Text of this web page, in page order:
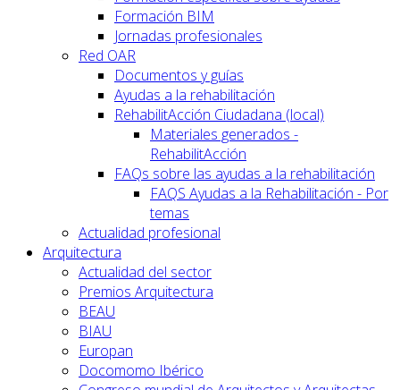
Formación BIM
Jornadas profesionales
Red OAR
Documentos y guías
Ayudas a la rehabilitación
RehabilitAcción Ciudadana (local)
Materiales generados -
RehabilitAcción
FAQs sobre las ayudas a la rehabilitación
FAQS Ayudas a la Rehabilitación - Por
temas
Actualidad profesional
Arquitectura
Actualidad del sector
Premios Arquitectura
BEAU
BIAU
Europan
Docomomo Ibérico